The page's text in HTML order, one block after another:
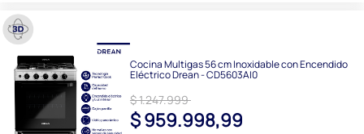
Cocina Multigas 56 cm Inoxidable con Encendido
Eléctrico Drean - CD5603AI0
$ 1.247.999
$ 959.998,99